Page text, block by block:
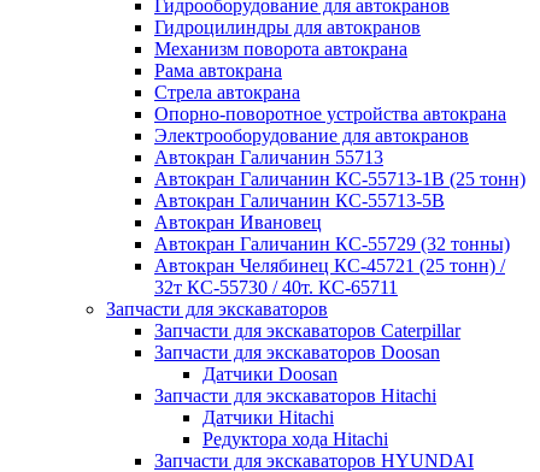
Гидрооборудование для автокранов
Гидроцилиндры для автокранов
Механизм поворота автокрана
Рама автокрана
Стрела автокрана
Опорно-поворотное устройства автокрана
Электрооборудование для автокранов
Автокран Галичанин 55713
Автокран Галичанин КС-55713-1В (25 тонн)
Автокран Галичанин КС-55713-5В
Автокран Ивановец
Автокран Галичанин КС-55729 (32 тонны)
Автокран Челябинец КС-45721 (25 тонн) /
32т КС-55730 / 40т. КС-65711
Запчасти для экскаваторов
Запчасти для экскаваторов Caterpillar
Запчасти для экскаваторов Doosan
Датчики Doosan
Запчасти для экскаваторов Hitachi
Датчики Hitachi
Редуктора хода Hitachi
Запчасти для экскаваторов HYUNDAI